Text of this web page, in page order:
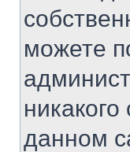
можете
данном